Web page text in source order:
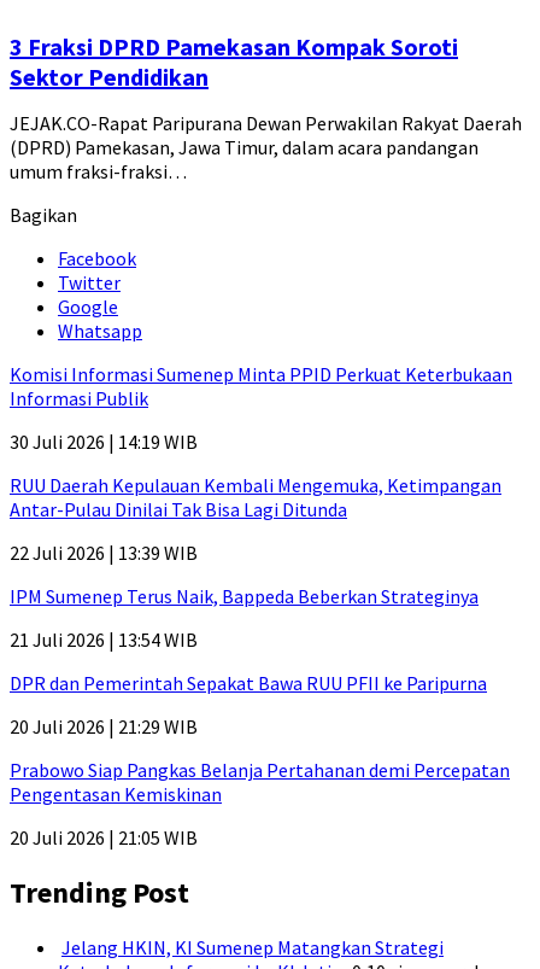
3 Fraksi DPRD Pamekasan Kompak Soroti
Sektor Pendidikan
JEJAK.CO-Rapat Paripurana Dewan Perwakilan Rakyat Daerah
(DPRD) Pamekasan, Jawa Timur, dalam acara pandangan
umum fraksi-fraksi…
Bagikan
Facebook
Twitter
Google
Whatsapp
Komisi Informasi Sumenep Minta PPID Perkuat Keterbukaan
Informasi Publik
30 Juli 2026 | 14:19 WIB
RUU Daerah Kepulauan Kembali Mengemuka, Ketimpangan
Antar-Pulau Dinilai Tak Bisa Lagi Ditunda
22 Juli 2026 | 13:39 WIB
IPM Sumenep Terus Naik, Bappeda Beberkan Strateginya
21 Juli 2026 | 13:54 WIB
DPR dan Pemerintah Sepakat Bawa RUU PFII ke Paripurna
20 Juli 2026 | 21:29 WIB
Prabowo Siap Pangkas Belanja Pertahanan demi Percepatan
Pengentasan Kemiskinan
20 Juli 2026 | 21:05 WIB
Trending Post
Jelang HKIN, KI Sumenep Matangkan Strategi